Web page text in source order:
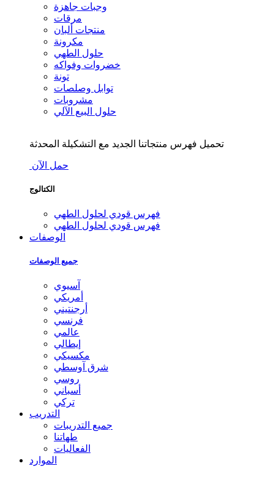
وجبات جاهزة
مرقات
منتجات ألبان
مكرونة
حلول الطهي
خضروات وفواكه
تونة
توابل وصلصات
مشروبات
حلول البيع الآلي
تحميل فهرس منتجاتنا الجديد مع التشكيلة المحدثة
حمل الآن
الكتالوج
فهرس قودي لحلول الطهي
فهرس قودي لحلول الطهي
الوصفات
جميع الوصفات
آسيوي
أمريكي
أرجنتيني
فرنسي
عالمي
إيطالي
مكسيكي
شرق آوسطي
روسي
أسباني
تركي
التدريب
جميع التدريبات
طهاتنا
الفعاليات
الموارد